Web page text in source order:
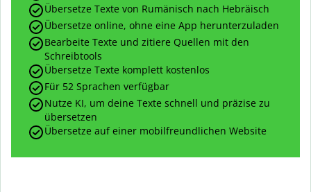
Übersetze Texte von Rumänisch nach Hebräisch
Übersetze online, ohne eine App herunterzuladen
Bearbeite Texte und zitiere Quellen mit den
Schreibtools
Übersetze Texte komplett kostenlos
Für 52 Sprachen verfügbar
Nutze KI, um deine Texte schnell und präzise zu
übersetzen
Übersetze auf einer mobilfreundlichen Website